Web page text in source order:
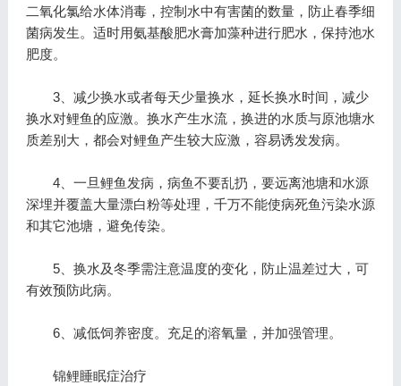
二氧化氯给水体消毒，控制水中有害菌的数量，防止春季细
菌病发生。适时用氨基酸肥水膏加藻种进行肥水，保持池水
肥度。
3、减少换水或者每天少量换水，延长换水时间，减少
换水对鲤鱼的应激。换水产生水流，换进的水质与原池塘水
质差别大，都会对鲤鱼产生较大应激，容易诱发发病。
4、一旦鲤鱼发病，病鱼不要乱扔，要远离池塘和水源
深埋并覆盖大量漂白粉等处理，千万不能使病死鱼污染水源
和其它池塘，避免传染。
5、换水及冬季需注意温度的变化，防止温差过大，可
有效预防此病。
6、减低饲养密度。充足的溶氧量，并加强管理。
锦鲤睡眠症治疗